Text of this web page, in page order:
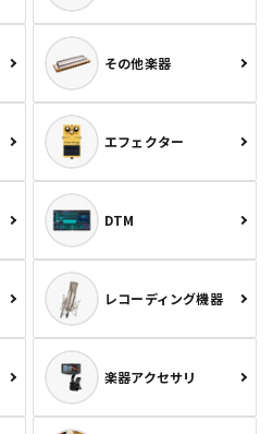
その他楽器
エフェクター
DTM
レコーディング機器
楽器アクセサリ